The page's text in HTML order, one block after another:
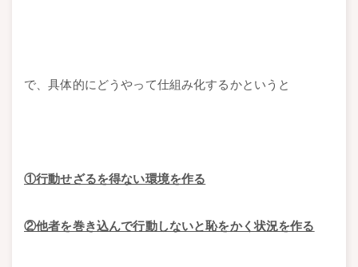
で、具体的にどうやって仕組み化するかというと
①行動せざるを得ない環境を作る
②他者を巻き込んで行動しないと恥をかく状況を作る